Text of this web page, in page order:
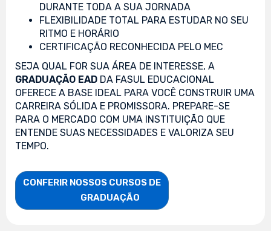
DURANTE TODA A SUA JORNADA
FLEXIBILIDADE TOTAL PARA ESTUDAR NO SEU
RITMO E HORÁRIO
CERTIFICAÇÃO RECONHECIDA PELO MEC
SEJA QUAL FOR SUA ÁREA DE INTERESSE, A
GRADUAÇÃO EAD DA FASUL EDUCACIONAL
OFERECE A BASE IDEAL PARA VOCÊ CONSTRUIR UMA
CARREIRA SÓLIDA E PROMISSORA. PREPARE-SE
PARA O MERCADO COM UMA INSTITUIÇÃO QUE
ENTENDE SUAS NECESSIDADES E VALORIZA SEU
TEMPO.
CONFERIR NOSSOS CURSOS DE
                    GRADUAÇÃO